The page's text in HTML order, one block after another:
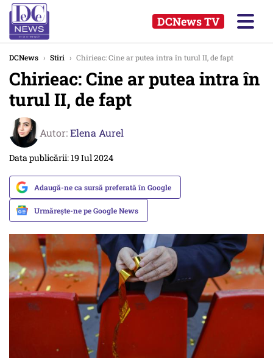
DCNews TV
DCNews › Stiri › Chirieac: Cine ar putea intra în turul II, de fapt
Chirieac: Cine ar putea intra în
turul II, de fapt
Autor:Elena Aurel
Data publicării: 19 Iul 2024
Adaugă-ne ca sursă preferată în Google
Urmărește-ne pe Google News